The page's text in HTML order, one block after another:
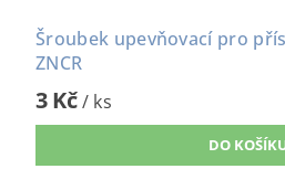
Šroubek upevňovací pro
ZNCR
3 Kč/ ks